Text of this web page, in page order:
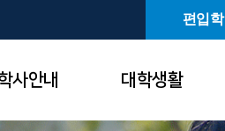
편입학
사안내 대학생활